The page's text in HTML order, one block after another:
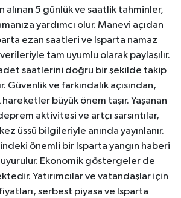
5 günlük ve saatlik tahminler,
yardımcı olur. Manevi açıdan
ezan saatleri ve Isparta namaz
tam uyumlu olarak paylaşılır.
saatlerini doğru bir şekilde takip
Güvenlik ve farkındalık açısından,
büyük önem taşır. Yaşanan
aktivitesi ve artçı sarsıntılar,
üssü bilgileriyle anında yayınlanır.
önemli bir Isparta yangın haberi
Ekonomik göstergeler de
Yatırımcılar ve vatandaşlar için
serbest piyasa ve Isparta